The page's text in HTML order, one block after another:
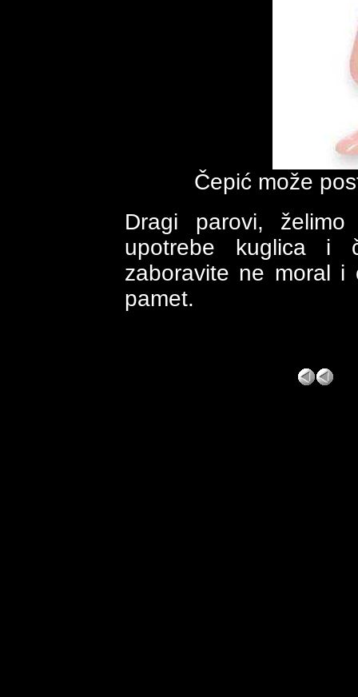
Čepić može
Dragi parovi,
upotrebe kuglica i
zaboravite ne moral
pamet.